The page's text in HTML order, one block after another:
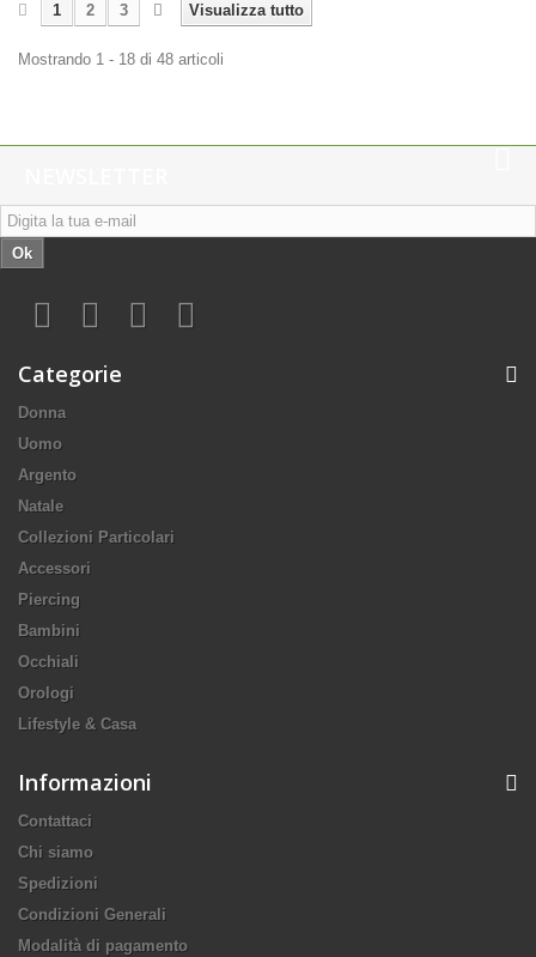
Visualizza tutto
1 2 3
Mostrando 1 - 18 di 48 articoli
Ok
Categorie
Donna
Uomo
Argento
Natale
Collezioni Particolari
Accessori
Piercing
Bambini
Occhiali
Orologi
Lifestyle & Casa
Informazioni
Contattaci
Chi siamo
Spedizioni
Condizioni Generali
Modalità di pagamento